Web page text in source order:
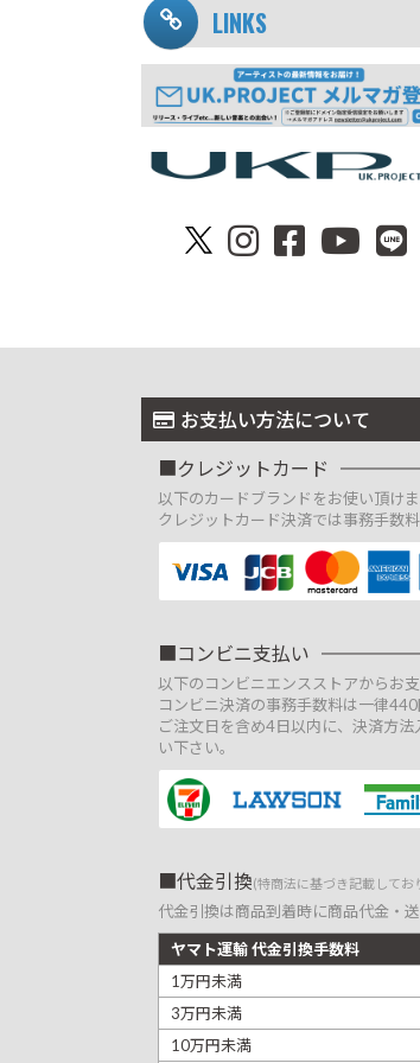
LINKS
お支払い方法について
クレジットカード
以下のカードブランドをお使い頂けま
クレジットカード決済では事務手数
コンビニ支払い
以下のコンビニエンスストアからお支
コンビニ決済の事務手数料は一律440
ご注文日を含め4日以内に、決済方
い下さい。
代金引換(特商法に基づき記載してお
代金引換は商品到着時に商品代金・
ヤマト運輸 代金引換手数料
1万円未満
3万円未満
10万円未満